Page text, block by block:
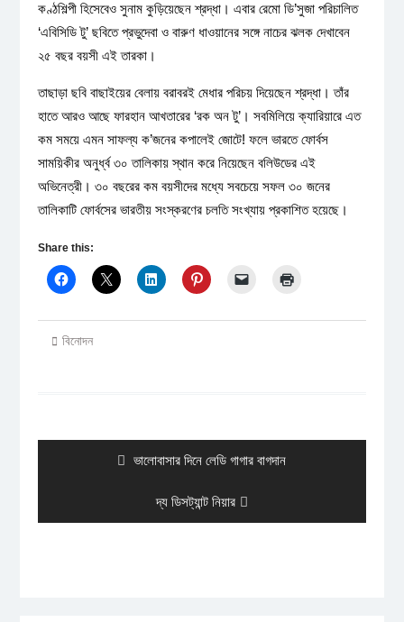
কণ্ঠশিল্পী হিসেবেও সুনাম কুড়িয়েছেন শ্রদ্ধা। এবার রেমো ডি’সুজা পরিচালিত
‘এবিসিডি টু’ ছবিতে প্রভুদেবা ও বারুণ ধাওয়ানের সঙ্গে নাচের ঝলক দেখাবেন
২৫ বছর বয়সী এই তারকা।
তাছাড়া ছবি বাছাইয়ের বেলায় বরাবরই মেধার পরিচয় দিয়েছেন শ্রদ্ধা। তাঁর
হাতে আরও আছে ফারহান আখতারের ‘রক অন টু’। সবমিলিয়ে ক্যারিয়ারে এত
কম সময়ে এমন সাফল্য ক’জনের কপালেই জোটে! ফলে ভারতে ফোর্বস
সাময়িকীর অনুর্ধ্ব ৩০ তালিকায় স্থান করে নিয়েছেন বলিউডের এই
অভিনেত্রী। ৩০ বছরের কম বয়সীদের মধ্যে সবচেয়ে সফল ৩০ জনের
তালিকাটি ফোর্বসের ভারতীয় সংস্করণের চলতি সংখ্যায় প্রকাশিত হয়েছে।
Share this:
বিনোদন
Previous
ভালোবাসার দিনে লেডি গাগার বাগদান
Next
post:
দ্য ডিসট্যান্ট নিয়ার